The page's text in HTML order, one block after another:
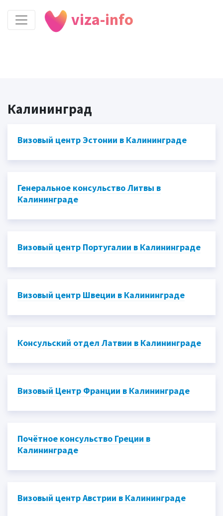
viza-info
Калининград
Визовый центр Эстонии в Калининграде
Генеральное консульство Литвы в
Калининграде
Визовый центр Португалии в Калининграде
Визовый центр Швеции в Калининграде
Консульский отдел Латвии в Калининграде
Визовый Центр Франции в Калининграде
Почётное консульство Греции в
Калининграде
Визовый центр Австрии в Калининграде